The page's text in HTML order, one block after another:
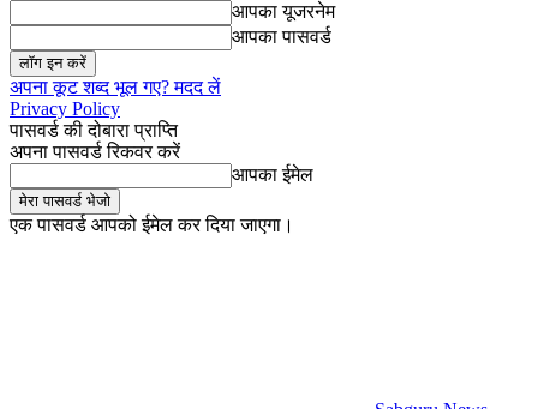
आपका यूजरनेम
आपका पासवर्ड
अपना कूट शब्द भूल गए? मदद लें
Privacy Policy
पासवर्ड की दोबारा प्राप्ति
अपना पासवर्ड रिकवर करें
आपका ईमेल
एक पासवर्ड आपको ईमेल कर दिया जाएगा।